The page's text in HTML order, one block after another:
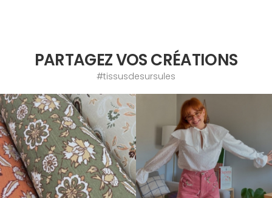
PARTAGEZ VOS CRÉATIONS
#tissusdesursules